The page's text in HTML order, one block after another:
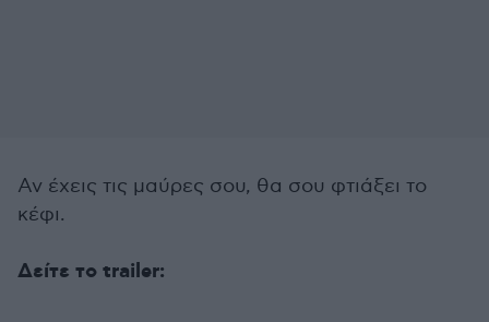
Αν έχεις τις μαύρες σου, θα σου φτιάξει το
κέφι.
Δείτε το trailer: